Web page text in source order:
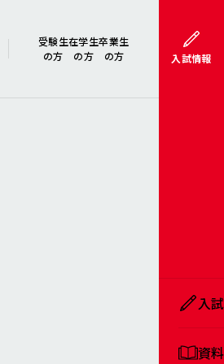
受験生
の方
在学生
の方
卒業生
の方
入試情報
入
資